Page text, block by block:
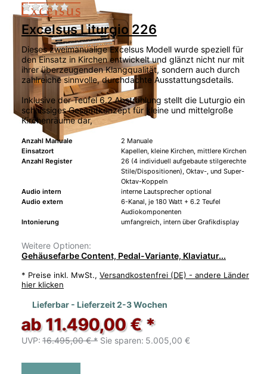
Zu diesem Produkt liegen noch keine
Excelsus Liturgio 226
Dieses zweimanualige Excelsus Modell wurde speziell für
den Einsatz in Kirchen entwickelt und glänzt nicht nur mit
ihrer überzeugenden Klangqualität, sondern auch durch
zahlreiche sinnvolle, durchdachte Ausstattungsdetails.
Inklusive der Teufel 6.2 Abstrahlung stellt die Luturgio ein
schlüssiges Gesamtkonzept für kleine und mittelgroße
Kirchenräume dar,
Anzahl Manuale
2 Manuale
Einsatzort
Kapellen, kleine Kirchen, mittlere Kirchen
Anzahl Register
26 (4 individuell aufgebaute stilgerechte
Stile/Dispositionen), Oktav-, und Super-
Oktav-Koppeln
Audio intern
interne Lautsprecher optional
Audio extern
6-Kanal, je 180 Watt + 6.2 Teufel
Audiokomponenten
Intonierung
umfangreich, intern über Grafikdisplay
Weitere Optionen:
Gehäusefarbe Content, Pedal-Variante, Klaviatur...
* Preise inkl. MwSt., Versandkostenfrei (DE) - andere Länder
hier klicken
Lieferbar - Lieferzeit 2-3 Wochen
ab 11.490,00 € *
UVP: 16.495,00 € * Sie sparen: 5.005,00 €